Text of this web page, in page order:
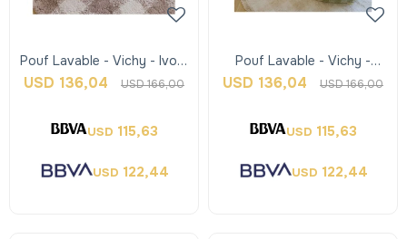
Pouf Lavable - Vichy - Ivory
- Lorena Canals
USD 136,04 USD166,00
USD 115,63
USD 122,44
Pouf Lavable - Vichy -
Verde Matcha - Lorena
USD 136,04 USD166,00
USD 115,63
USD 122,44